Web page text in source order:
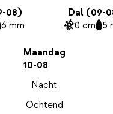
08)
6 mm
Dal (09-
0 cm 5
Maandag
10-08
Nacht
Ochtend